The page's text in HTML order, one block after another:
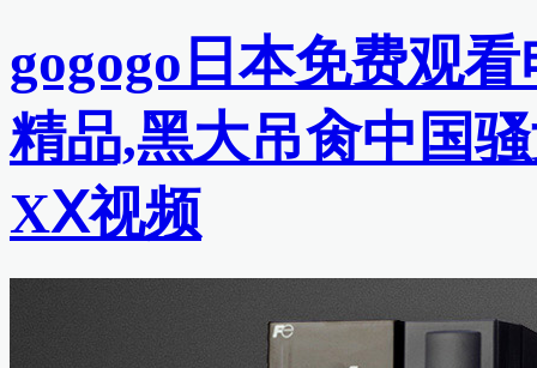
gogogo日本免费观
精品,黑大吊肏中国
XⅩ视频